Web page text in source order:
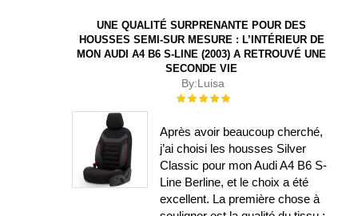
UNE QUALITÉ SURPRENANTE POUR DES
HOUSSES SEMI-SUR MESURE : L’INTÉRIEUR DE
MON AUDI A4 B6 S-LINE (2003) A RETROUVÉ UNE
SECONDE VIE
By:Luisa
Évaluation :
Après avoir beaucoup cherché,
j’ai choisi les housses Silver
Classic pour mon Audi A4 B6 S-
Line Berline, et le choix a été
excellent. La première chose à